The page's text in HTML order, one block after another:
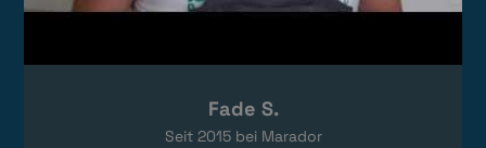
Fade S.
Seit 2015bei Marador